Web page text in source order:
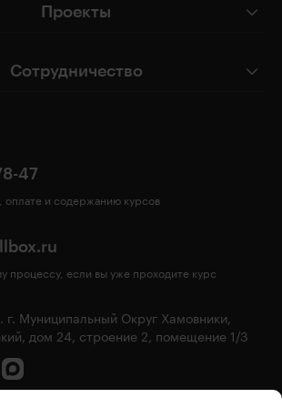
Проекты
Сотрудничество
47
оплате и содержанию курсов
процессу, если вы уже проходите курс
г. Муниципальный Округ Хамовники,
дом 24, строение 2, помещение 1/3